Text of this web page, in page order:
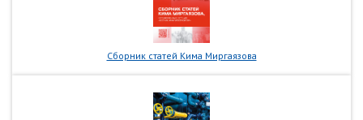
Сборник статей Кима Миргаязова